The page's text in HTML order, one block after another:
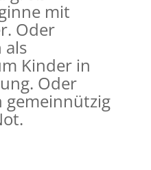
mit
Oder
als
Kinder in
Oder
gemeinnützig